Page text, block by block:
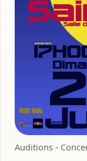
Auditions -